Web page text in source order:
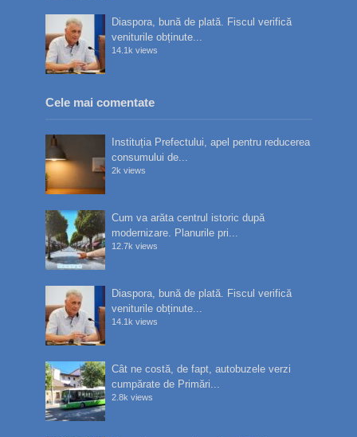
Diaspora, bună de plată. Fiscul verifică
veniturile obținute...
14.1k views
Cele mai comentate
Instituția Prefectului, apel pentru reducerea
consumului de...
2k views
Cum va arăta centrul istoric după
modernizare. Planurile pri...
12.7k views
Diaspora, bună de plată. Fiscul verifică
veniturile obținute...
14.1k views
Cât ne costă, de fapt, autobuzele verzi
cumpărate de Primări...
2.8k views